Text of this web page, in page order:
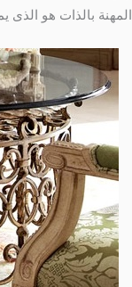
بالذات هو الذى